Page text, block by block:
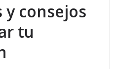
y consejos
tu